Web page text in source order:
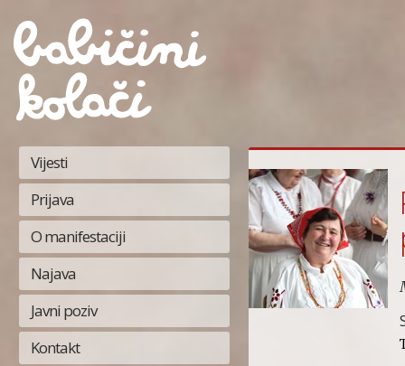
Vijesti
Prijava
O manifestaciji
Najava
Javni poziv
Kontakt